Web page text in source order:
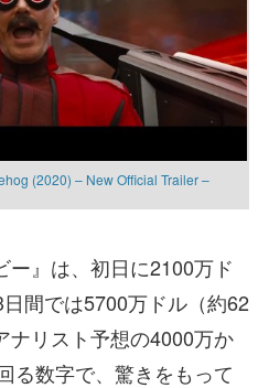
(2020) – New Official Trailer –
』は、初日に2100万ド
間では5700万ドル（約62
ナリスト予想の4000万か
る数字で、驚きをもって